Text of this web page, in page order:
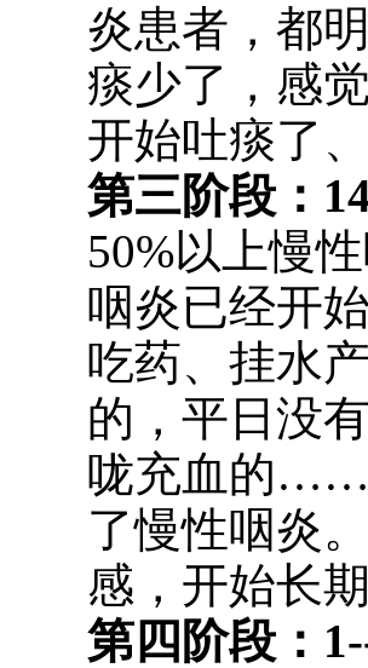
炎患者，都
痰少了，感
开始吐痰了
第三阶段：
50%以上慢
咽炎已经开
吃药、挂水
的，平日没
咙充血的……
了慢性咽炎
感，开始长
第四阶段：